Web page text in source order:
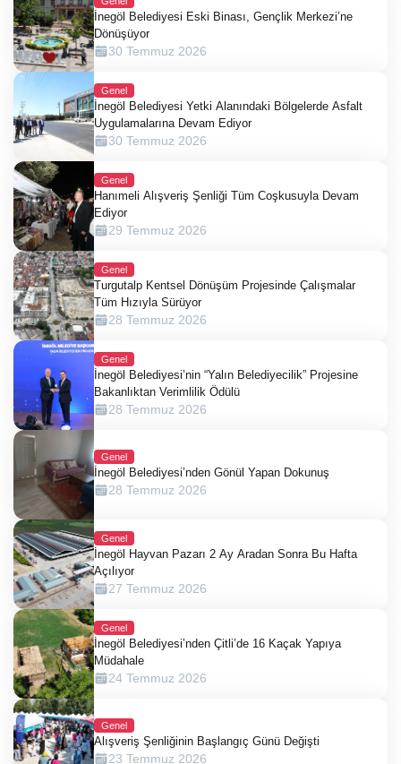
İnegöl Belediyesi Eski Binası, Gençlik Merkezi’ne
Dönüşüyor
30 Temmuz 2026
Genel
İnegöl Belediyesi Yetki Alanındaki Bölgelerde Asfalt
Uygulamalarına Devam Ediyor
30 Temmuz 2026
Genel
Hanımeli Alışveriş Şenliği Tüm Coşkusuyla Devam
Ediyor
29 Temmuz 2026
Genel
Turgutalp Kentsel Dönüşüm Projesinde Çalışmalar
Tüm Hızıyla Sürüyor
28 Temmuz 2026
Genel
İnegöl Belediyesi’nin “Yalın Belediyecilik” Projesine
Bakanlıktan Verimlilik Ödülü
28 Temmuz 2026
Genel
İnegöl Belediyesi’nden Gönül Yapan Dokunuş
28 Temmuz 2026
Genel
İnegöl Hayvan Pazarı 2 Ay Aradan Sonra Bu Hafta
Açılıyor
27 Temmuz 2026
Genel
İnegöl Belediyesi’nden Çitli’de 16 Kaçak Yapıya
Müdahale
24 Temmuz 2026
Genel
Alışveriş Şenliğinin Başlangıç Günü Değişti
23 Temmuz 2026